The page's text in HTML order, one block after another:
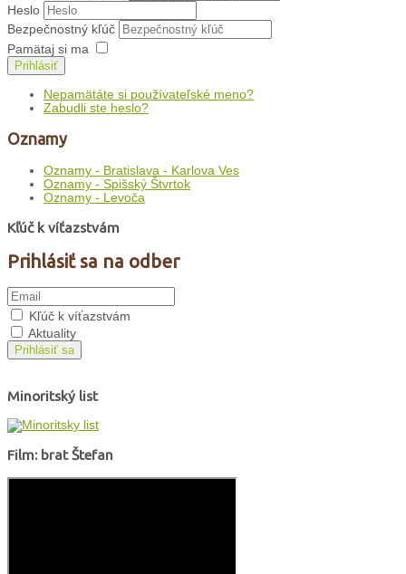
Heslo
Bezpečnostný kľúč
Pamätaj si ma
Prihlásiť
Nepamätáte si používateľské meno?
Zabudli ste heslo?
Oznamy
Oznamy - Bratislava - Karlova Ves
Oznamy - Spišský Štvrtok
Oznamy - Levoča
Kľúč k víťazstvám
Prihlásiť sa na odber
Kľúč k víťazstvám
Aktuality
Prihlásiť sa
Minoritský list
Film: brat Štefan